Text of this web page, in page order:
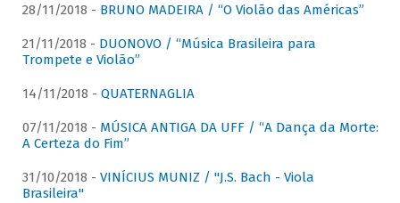
28/11/2018 - BRUNO MADEIRA / “O Violão das Américas”
21/11/2018 - DUONOVO / “Música Brasileira para
Trompete e Violão”
14/11/2018 - QUATERNAGLIA
07/11/2018 - MÚSICA ANTIGA DA UFF / “A Dança da Morte:
A Certeza do Fim”
31/10/2018 - VINÍCIUS MUNIZ / "J.S. Bach - Viola
Brasileira"